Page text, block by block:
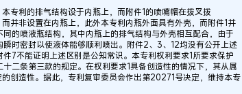
专利的排气结构设于内瓶上，而附件1的喷嘴帽在拨叉拨
并非设置在内瓶上，此外本专利内瓶外面具有外壳，而附件1并
的喷液瓶结构，其中内瓶上的排气结构与外壳相互配合，由于
时密封以使液体能够顺利喷出。附件2、3、12均没有公开上述
7不能证明上述区别是公知常识。本专利权利要求1所要求保护
二条第三款的规定。在权利要求1具备创造性的情况下，其从属
创造性。据此，专利复审委员会作出第20271号决定，维持本专